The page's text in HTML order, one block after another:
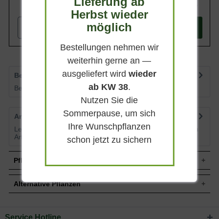
350x70x70 cm zeigt sich als sehr gut
frosthart.
In den
Bewertungen
4
Bewertungen lesen, schreiben und diskutieren...
Artikelfragen
0
Lesen Sie von weiteren Kunden gestellte Fragen zu diesem
Artikel
Pflegehinweise
Pflanz- und Pflegetipps Prunus Umineko 'Säule
Alternative Pflanzen
Herbst wieder
möglich
Bestellungen nehmen wir
weiterhin gerne an —
ausgeliefert wirdwieder
ab KW 38.
Nutzen Sie die
Sommerpause, um sich
Ihre Wunschpflanzen
schon jetzt zu sichern
Service Hotline